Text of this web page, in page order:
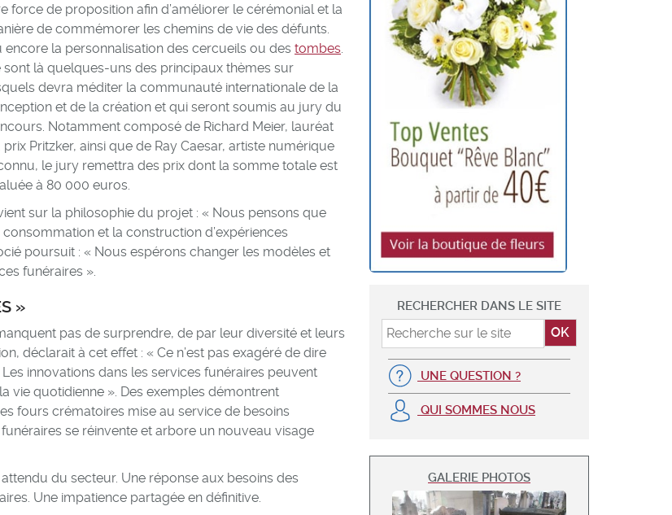
force de proposition afin d’améliorer le cérémonial et la
de commémorer les chemins de vie des défunts.
encore la personnalisation des cercueils ou des tombes.
sont là quelques-uns des principaux thèmes sur
devra méditer la communauté internationale de la
et de la création et qui seront soumis au jury du
Notamment composé de Richard Meier, lauréat
prix Pritzker, ainsi que de Ray Caesar, artiste numérique
le jury remettra des prix dont la somme totale est
à 80 000 euros.
sur la philosophie du projet : « Nous pensons que
et la construction d’expériences
poursuit : « Nous espérons changer les modèles et
funéraires ».
»
pas de surprendre, de par leur diversité et leurs
déclarait à cet effet : « Ce n’est pas exagéré de dire
innovations dans les services funéraires peuvent
vie quotidienne ». Des exemples démontrent
fours crématoires mise au service de besoins
se réinvente et arbore un nouveau visage
du secteur. Une réponse aux besoins des
Une impatience partagée en définitive.
RECHERCHER DANS LE SITE
UNE QUESTION ?
QUI SOMMES NOUS
GALERIE PHOTOS